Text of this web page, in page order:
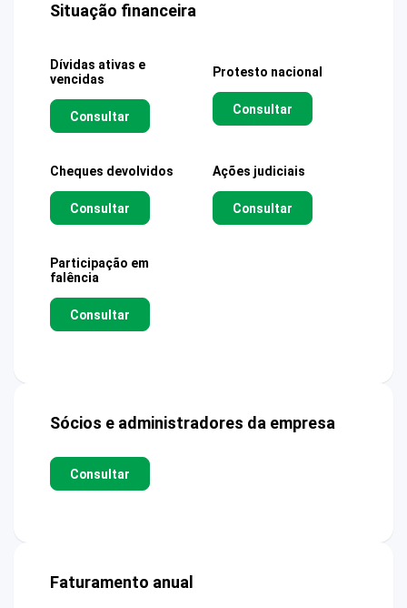
Situação financeira
Dívidas ativas e
vencidas
Consultar
Protesto nacional
Consultar
Cheques devolvidos
Consultar
Ações judiciais
Consultar
Participação em
falência
Consultar
Sócios e administradores da empresa
Consultar
Faturamento anual